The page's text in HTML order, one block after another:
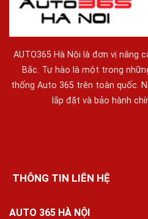
AUTO365 Hà Nội là đơn vị nâng
Bắc. Tự hào là một trong
thống Auto 365 trên toàn quốc.
lắp đặt và bảo hành
THÔNG TIN LIÊN HỆ
AUTO 365 HÀ NỘI